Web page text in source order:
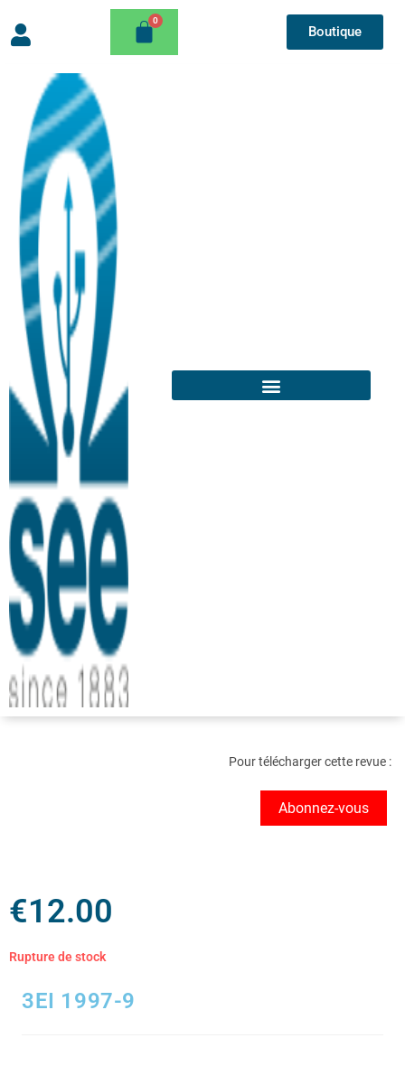
Boutique
Pour télécharger cette revue :
Abonnez-vous
€12.00
Rupture de stock
3EI 1997-9